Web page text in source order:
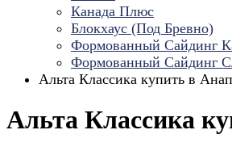
Канада Плюс
Блокхаус (Под Бревно)
Формованный Сайдинг
Формованный Сайдинг
Альта Классика купить в
Альта Классика